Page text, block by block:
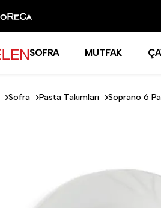
SOFRA MUTFAK
Sofra Pasta Takımları Soprano 6